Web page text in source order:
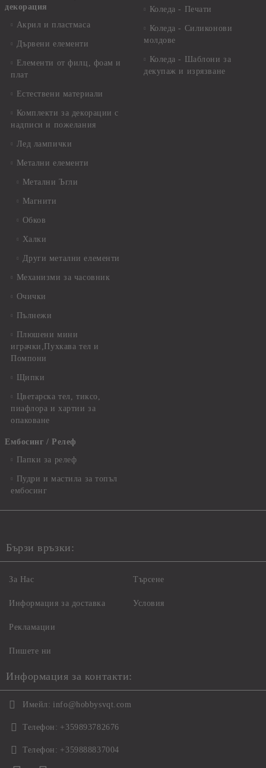
декорация
Акрил и пластмаса
Дървени елементи
Елементи от филц, фоам и
плат
Естествени материали
Комплекти за декорации с
надписи и пожелания
Лед лампички
Метални елементи
Метални Ъгли
Магнити
Обков
Халки
Други метални елементи
Механизми за часовник
Очички
Пълнежи
Плюшени мини
играчки,Пухкава тел и
Помпони
Щипки
Цветарска тел, тиксо,
пиафлора и хартии за
опаковане
Ембосинг / Релеф
Папки за релеф
Пудри и мастила за топъл
ембосинг
Коледа - Печати
Коледа - Силиконови
молдове
Коледа - Шаблони за
декупаж и изрязване
Бързи връзки:
За Нас
Информация за доставка
Рекламации
Пишете ни
Търсене
Условия
Информация за контакти:
Имейл: info@hobbysvqt.com
Телефон: +359893782676
Телефон: +359888837004